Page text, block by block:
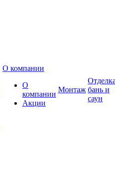
О компании
О
компании
Акции
Монтаж бань и
саун